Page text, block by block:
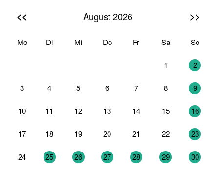
<< August 2026 >>
Mo Di Mi Do Fr Sa So
1 2
3 4 5 6 7 8 9
10 11 12 13 14 15 16
17 18 19 20 21 22 23
24 25 26 27 28 29 30